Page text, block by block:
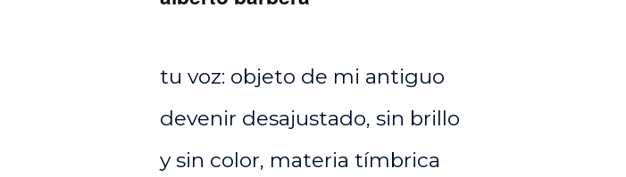
tu voz: objeto de mi antiguo
devenir desajustado, sin brillo
y sin color, materia tímbrica